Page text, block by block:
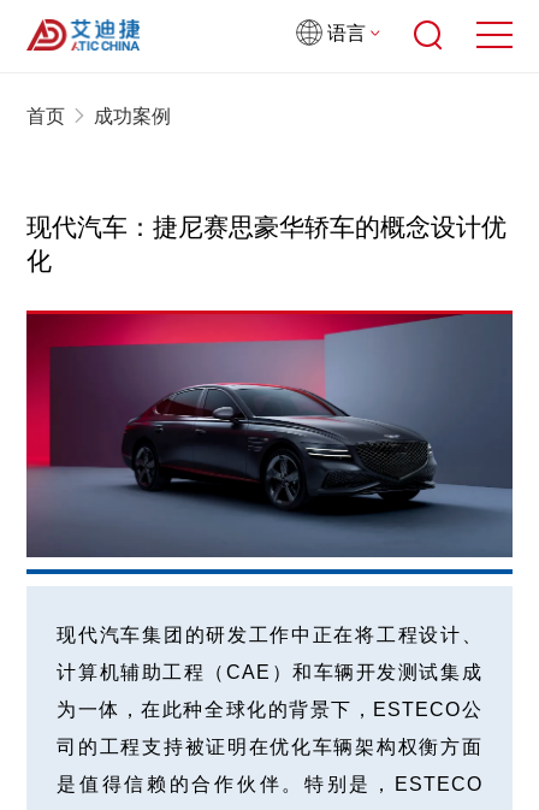
语言
首页 成功案例
现代汽车：捷尼赛思豪华轿车的概念设计优
化
现代汽车集团的研发工作中正在将工程设计、
计算机辅助工程（CAE）和车辆开发测试集成
为一体，在此种全球化的背景下，ESTECO公
司的工程支持被证明在优化车辆架构权衡方面
是值得信赖的合作伙伴。特别是，ESTECO